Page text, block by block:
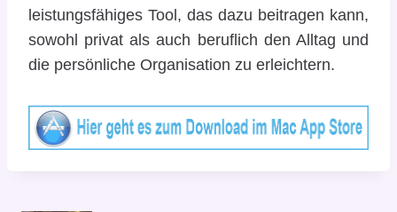
leistungsfähiges Tool, das dazu beitragen kann,
sowohl privat als auch beruflich den Alltag und
die persönliche Organisation zu erleichtern.